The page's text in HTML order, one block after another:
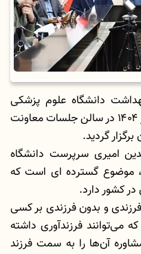
دانشگاه علوم پزشکی
لرستان این جلسه روز یکشنبه ۲۷ مهر ۱۴۰۴ در سالن جلسات معاونت
گردید.
امیری سرپرست دانشگاه
موضوع گسترده ای است که
کشور دارد.
و بدون فرزندی بر کسی
می‌توانند فرزندآوری داشته
آن‌ها را به سمت فرزند